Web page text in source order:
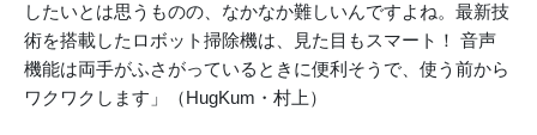
したいとは思うものの、なかなか難しいんですよね。最新技
術を搭載したロボット掃除機は、見た目もスマート！ 音声
機能は両手がふさがっているときに便利そうで、使う前から
ワクワクします」（HugKum・村上）